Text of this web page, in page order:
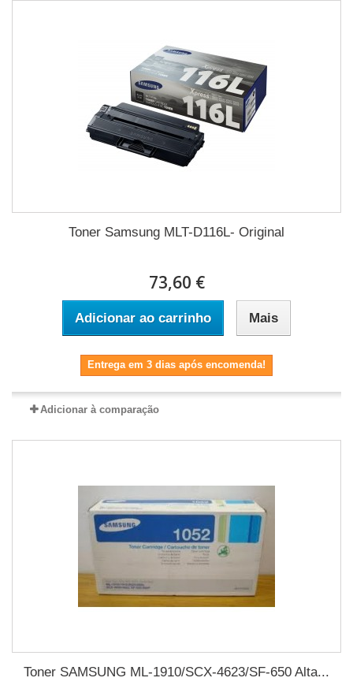
Toner Samsung MLT-D116L- Original
73,60 €
Adicionar ao carrinho Mais
Entrega em 3 dias após encomenda!
Adicionar à comparação
Toner SAMSUNG ML-1910/SCX-4623/SF-650 Alta...